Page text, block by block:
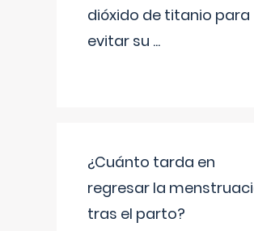
dióxido de titanio para
evitar su ...
¿Cuánto tarda en
regresar la
tras el parto?